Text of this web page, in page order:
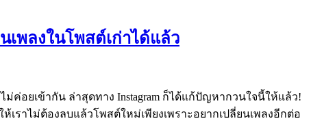
เพลงในโพสต์เก่าได้แล้ว
ค่อยเข้ากัน ล่าสุดทาง Instagram ก็ได้แก้ปัญหากวนใจนี้ให้แล้ว!
เราไม่ต้องลบแล้วโพสต์ใหม่เพียงเพราะอยากเปลี่ยนเพลงอีกต่อ